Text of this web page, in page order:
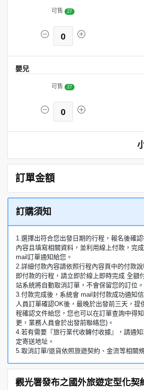
可售 27
0
嬰兒
可售 27
0
訂單金額
訂購須知
1.選擇出符合您出發日期的行程，報名後確
內容且填寫相關資料，並利用線上付款，完
mail訂單通知給您。
2.詳細付款內容請依照行程內容頁中的付款
即付款的行程，請立即於線上即時完成 全額
站系統將自動取消訂單，不會保留您的訂位。
3.付款完成後，系統會 mail封付款成功通知
人員訂單確認OK後，最晚於出發前三天，提
程確認文件給您，您也可以在訂單查詢中得
更，業務人員會於出發前聯絡您)。
4.若有需要『旅行業代收轉付收據』，請通
定寄送地址。
5.取消訂單/退貨依照旅遊契約、金流等相關
觀光署發布之國外旅遊定型化契